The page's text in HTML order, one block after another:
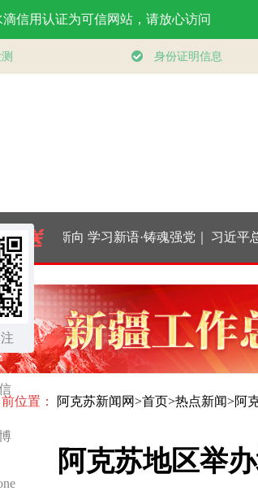
丨向新向
国经济展
性和活力
学习新语·铸魂强党｜
持之以恒推进全面从
严治党
习近平总
来治国理
砺初心使
位置： 阿克苏新闻网>首页>热点新闻>阿
阿克苏地区举